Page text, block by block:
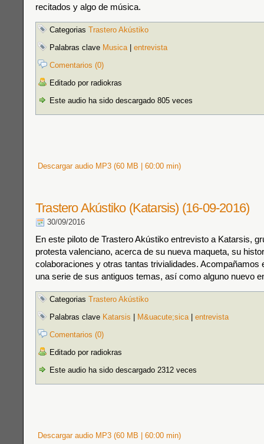
recitados y algo de música.
Categorias Trastero Akústiko
Palabras clave Musica| entrevista
Comentarios (0)
Editado por radiokras
Este audio ha sido descargado 805 veces
Descargar audio MP3 (60 MB | 60:00 min)
Trastero Akústiko (Katarsis) (16-09-2016)
30/09/2016
En este piloto de Trastero Akústiko entrevisto a Katarsis,
protesta valenciano, acerca de su nueva maqueta, su
colaboraciones y otras tantas trivialidades. Acompañamos
una serie de sus antiguos temas, así como alguno nuevo
Categorias Trastero Akústiko
Palabras clave Katarsis M&uacute;sica| entrevista
Comentarios (0)
Editado por radiokras
Este audio ha sido descargado 2312 veces
Descargar audio MP3 (60 MB | 60:00 min)